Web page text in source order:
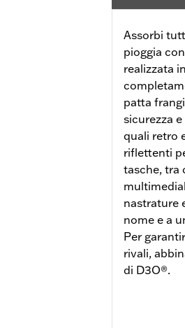
Assorbi
pioggia
realizzata
patta
sicurezza
quali retro
riflettenti
tasche, tra
nastrature
nome e a
Per
rivali,
di D3O®.